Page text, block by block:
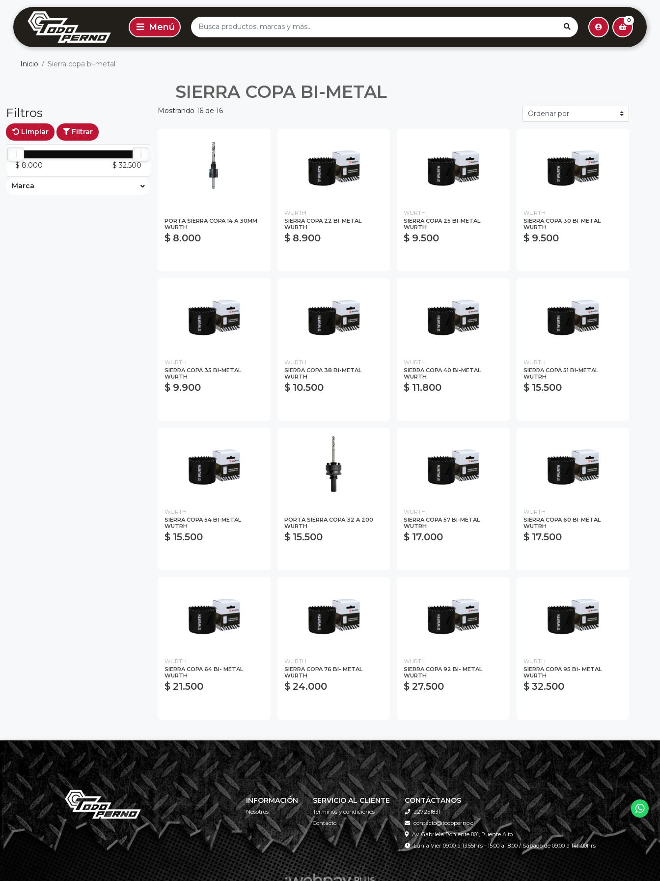
0
Inicio Sierra copa bi-metal
SIERRA COPA BI-METAL
Filtros
Limpiar Filtrar
$ 8.000 $ 32.500
Marca
Mostrando 16 de 16
PORTA SIERRA COPA 14 A 30MM
WURTH
$ 8.000
WURTH
SIERRA COPA 22 BI-METAL
WURTH
$ 8.900
WURTH
SIERRA COPA 25 BI-METAL
WURTH
$ 9.500
WURTH
SIERRA COPA 30 BI-METAL
WURTH
$ 9.500
WURTH
SIERRA COPA 35 BI-METAL
WURTH
$ 9.900
WURTH
SIERRA COPA 38 BI-METAL
WURTH
$ 10.500
WURTH
SIERRA COPA 40 BI-METAL
WURTH
$ 11.800
WURTH
SIERRA COPA 51 BI-METAL
WUTRH
$ 15.500
WURTH
SIERRA COPA 54 BI-METAL
WUTRH
$ 15.500
PORTA SIERRA COPA 32 A 200
WURTH
$ 15.500
WURTH
SIERRA COPA 57 BI-METAL
WUTRH
$ 17.000
WURTH
SIERRA COPA 60 BI-METAL
WUTRH
$ 17.500
WURTH
SIERRA COPA 64 BI- METAL
WURTH
$ 21.500
WURTH
SIERRA COPA 76 BI- METAL
WURTH
$ 24.000
WURTH
SIERRA COPA 92 BI- METAL
WURTH
$ 27.500
WURTH
SIERRA COPA 95 BI- METAL
WURTH
$ 32.500
INFORMACIÓN
Nosotros
SERVICIO AL CLIENTE
Términos y condiciones
Contacto
CONTÁCTANOS
227251831
contacto@todoperno.cl
Av. Gabriela Poniente 801, Puente Alto
Lun a Vier 09:00 a 13:55hrs - 15:00 a 18:00 / Sábado de 09:00 a 14h00hrs